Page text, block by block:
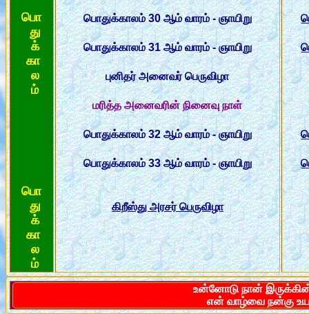
பொ
து
க்
கா
ல
ம்
பொ
து
க்
கா
ல
ம்
பொதுக்காலம் 30 ஆம் வாரம் - ஞாயிறு
பொதுக்காலம் 31 ஆம் வாரம் - ஞாயிறு
புனிதர் அனைவர் பெருவிழா
மரித்த அனைவரின் நினைவு நாள்
பொதுக்காலம் 32 ஆம் வாரம் - ஞாயிறு
பொதுக்காலம் 33 ஆம் வாரம் - ஞாயிறு
கிறீஸ்து அரசர் பெருவிழா
உன்னோடு நான்
என் வாழ்வை நன்கு